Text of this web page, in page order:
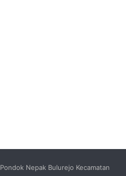
Nepak Bulurejo Kecamatan